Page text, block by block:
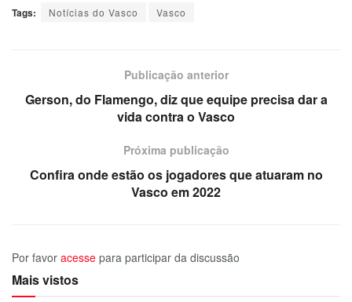
Tags: Notícias do Vasco Vasco
Publicação anterior
Gerson, do Flamengo, diz que equipe precisa dar a
vida contra o Vasco
Próxima publicação
Confira onde estão os jogadores que atuaram no
Vasco em 2022
Por favor acesse para participar da discussão
Mais vistos